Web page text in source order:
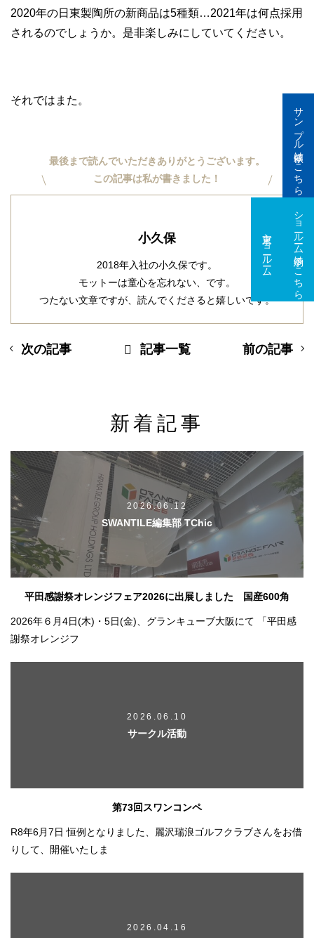
サンプル依頼はこちら
ショールーム予約はこちら
東京ショールーム 大阪ショールーム
2020年の日東製陶所の新商品は5種類…2021年は何点採用
されるのでしょうか。是非楽しみにしていてください。
それではまた。
最後まで読んでいただきありがとうございます。
この記事は私が書きました！
小久保
2018年入社の小久保です。
モットーは童心を忘れない、です。
つたない文章ですが、読んでくださると嬉しいです。
次の記事 記事一覧 前の記事
新着記事
2026.06.12
SWANTILE編集部 TChic
平田感謝祭オレンジフェア2026に出展しました 国産600角
2026年６月4日(木)・5日(金)、グランキューブ大阪にて 「平田感
謝祭オレンジフ
2026.06.10
サークル活動
第73回スワンコンペ
R8年6月7日 恒例となりました、麗沢瑞浪ゴルフクラブさんをお借
りして、開催いたしま
2026.04.16